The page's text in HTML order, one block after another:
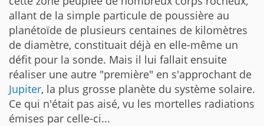
allant de la simple particule de poussière au
planétoïde de plusieurs centaines de kilomètres
de diamètre, constituait déjà en elle-même un
défit pour la sonde. Mais il lui fallait ensuite
réaliser une autre "première" en s'approchant de
Jupiter, la plus grosse planète du système solaire.
Ce qui n'était pas aisé, vu les mortelles radiations
émises par celle-ci...